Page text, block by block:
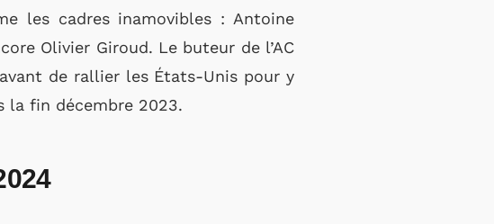
les cadres inamovibles : Antoine
Olivier Giroud. Le buteur de l’AC
de rallier les États-Unis pour y
la fin décembre 2023.